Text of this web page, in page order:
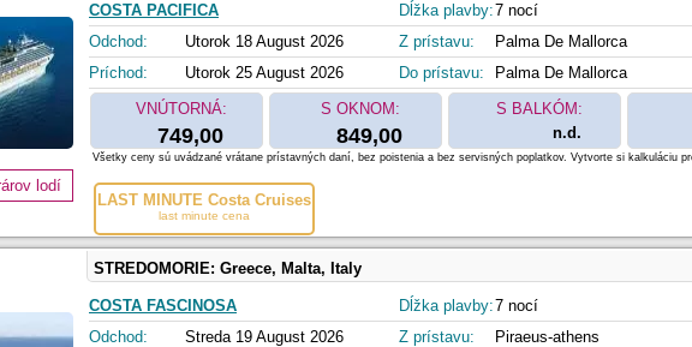
COSTA PACIFICA
Odchod:
Utorok 18 August 2026
Príchod:
Utorok 25 August 2026
Dĺžka plavby:7 nocí
Z prístavu:
Palma De Mallorca
Do prístavu:
Palma De Mallorca
VNÚTORNÁ:
749,00
S OKNOM:
849,00
S BALKÓM:
n.d.
LAST MINUTE Costa Cruises
last minute cena
lodí
Všetky ceny sú uvádzané vrátane prístavných daní, bez poistenia a bez servisných poplatkov. Vytvorte si kalkuláciu
STREDOMORIE: Greece, Malta, Italy
COSTA FASCINOSA
Odchod:
Streda 19 August 2026
Dĺžka plavby:7 nocí
Z prístavu:
Piraeus-athens